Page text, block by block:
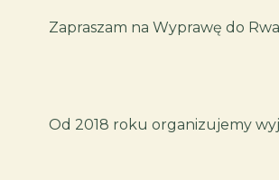
Zapraszam na Wyprawę do
Od 2018 roku organizujemy